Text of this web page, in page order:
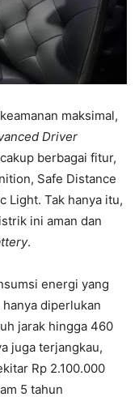
maksimal,
Driver
berbagai fitur,
Safe Distance
Light. Tak hanya itu,
ini aman dan
.
energi yang
diperlukan
jarak hingga 460
juga terjangkau,
Rp 2.100.000
5 tahun